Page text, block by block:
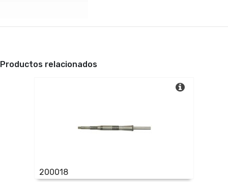
Productos relacionados
200018